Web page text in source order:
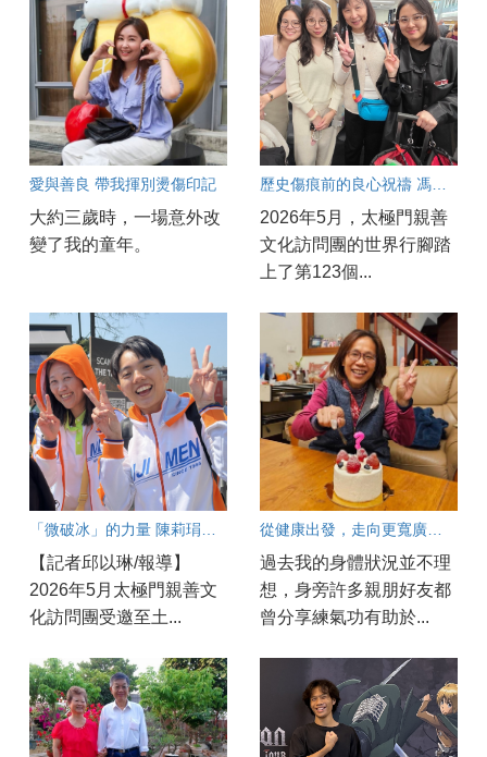
愛與善良 帶我揮別燙傷印記
大約三歲時，一場意外改
變了我的童年。
2026年5月，太極門親善
文化訪問團的世界行腳踏
上了第123個...
【記者邱以琳/報導】
2026年5月太極門親善文
化訪問團受邀至土...
過去我的身體狀況並不理
想，身旁許多親朋好友都
曾分享練氣功有助於...